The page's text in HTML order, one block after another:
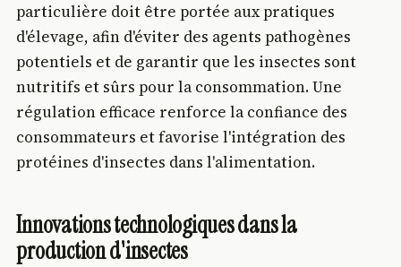
particulière doit être portée aux pratiques
d'élevage, afin d'éviter des agents pathogènes
potentiels et de garantir que les insectes sont
nutritifs et sûrs pour la consommation. Une
régulation efficace renforce la confiance des
consommateurs et favorise l'intégration des
protéines d'insectes dans l'alimentation.
Innovations technologiques dans la
production d'insectes